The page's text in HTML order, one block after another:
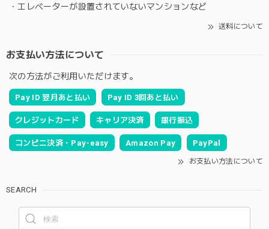
・エレベーターが設置されていないマンションなど
送料について
お支払い方法について
次の方法がご利用いただけます。
Pay ID 翌月あと払い Pay ID 3回あと払い
クレジットカード キャリア決済 銀行振込
コンビニ決済・Pay-easy Amazon Pay PayPal
お支払い方法について
SEARCH